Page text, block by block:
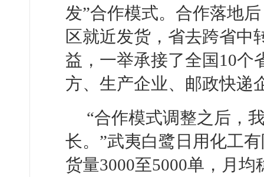
发”合作模式。合作落地
区就近发货，省去跨省中
益，一举承接了全国10个
方、生产企业、邮政快递
“合作模式调整之后，
长。”武夷白鹭日用化工
货量3000至5000单，月